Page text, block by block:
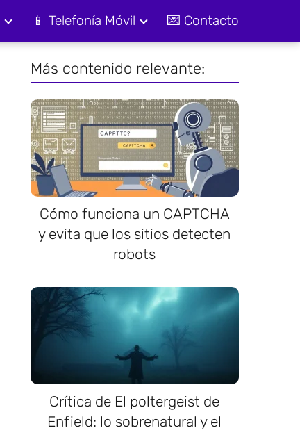
📱 Telefonía Móvil 💌 Contacto
Más contenido relevante:
Cómo funciona un CAPTCHA
y evita que los sitios detecten
robots
Crítica de El poltergeist de
Enfield: lo sobrenatural y el